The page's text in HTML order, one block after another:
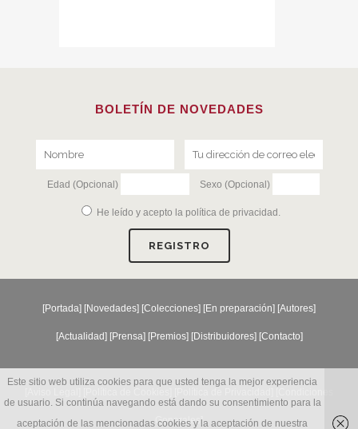
BOLETÍN DE NOVEDADES
Edad (Opcional) Sexo (Opcional)
He leído y acepto la política de privacidad .
[Portada] [Novedades] [Colecciones] [En preparación] [Autores]
[Actualidad] [Prensa] [Premios] [Distribuidores] [Contacto]
Generales ]
Este sitio web utiliza cookies para que usted tenga la mejor experiencia
de usuario. Si continúa navegando está dando su consentimiento para la
aceptación de las mencionadas cookies y la aceptación de nuestra